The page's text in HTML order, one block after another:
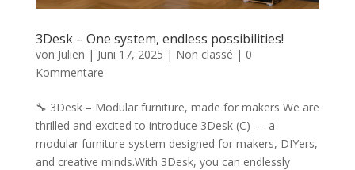
3Desk – One system, endless possibilities!
von Julien | Juni 17, 2025 | Non classé | 0
Kommentare
🔧 3Desk – Modular furniture, made for makers We are
thrilled and excited to introduce 3Desk (C) — a
modular furniture system designed for makers, DIYers,
and creative minds.With 3Desk, you can endlessly